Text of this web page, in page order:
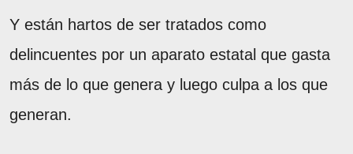
Y están hartos de ser tratados como
delincuentes por un aparato estatal que gasta
más de lo que genera y luego culpa a los que
generan.